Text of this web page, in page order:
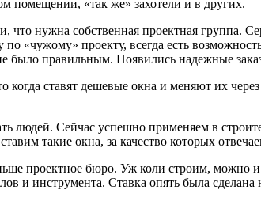
помещении, «так же» захотели и в других.
что нужна собственная проектная
по «чужому» проекту, всегда есть
было правильным. Появились надежные
ставят дешевые окна и меняют их
людей. Сейчас успешно применяем в
такие окна, за качество которых
проектное бюро. Уж коли строим, можно
и инструмента. Ставка опять была